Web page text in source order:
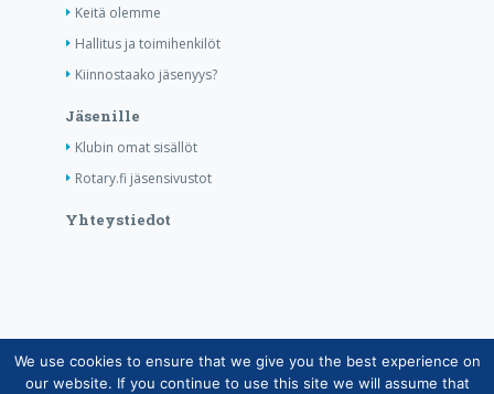
Keitä olemme
Hallitus ja toimihenkilöt
Kiinnostaako jäsenyys?
Jäsenille
Klubin omat sisällöt
Rotary.fi jäsensivustot
Yhteystiedot
Copyright © Suomen Rotarypalvelu ry 2026 |
Jäsentietojärjestelmän tietosuojaseloste|Henkilötietojen
We use cookies to ensure that we give you the best experience on
our website. If you continue to use this site we will assume that